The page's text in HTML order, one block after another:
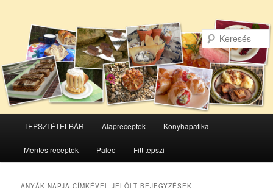
Tovább
az
elsődleges
Tovább
a
másodlagos
TEPSZI ÉTELBÁR Alapreceptek Konyhapatika
Mentes receptek Paleo Fitt tepszi
ANYÁK NAPJA CÍMKÉVEL JELÖLT BEJEGYZÉSEK